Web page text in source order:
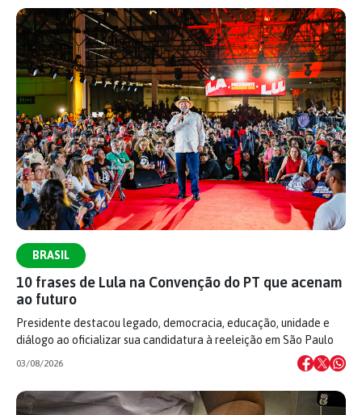
BRASIL
10 frases de Lula na Convenção do PT que acenam
ao futuro
Presidente destacou legado, democracia, educação, unidade e
diálogo ao oficializar sua candidatura à reeleição em São Paulo
03/08/2026